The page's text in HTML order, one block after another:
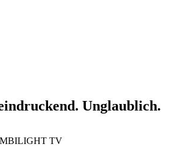
Unglaublich.
TV